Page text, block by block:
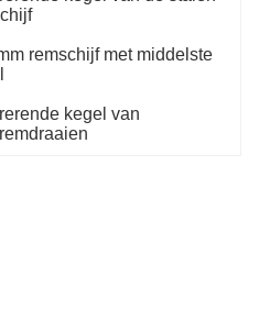
remschijf met middelste
kegel van